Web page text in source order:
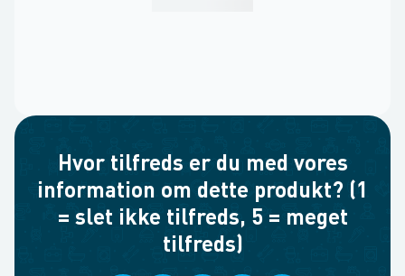
Hvor tilfreds er du med vores
information om dette produkt? (1
= slet ikke tilfreds, 5 = meget
tilfreds)